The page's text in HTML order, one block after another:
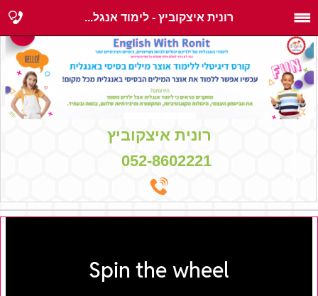
רונית איצקוביץ - לימוד אנגל...
רונית איצקוביץ
052-8602221